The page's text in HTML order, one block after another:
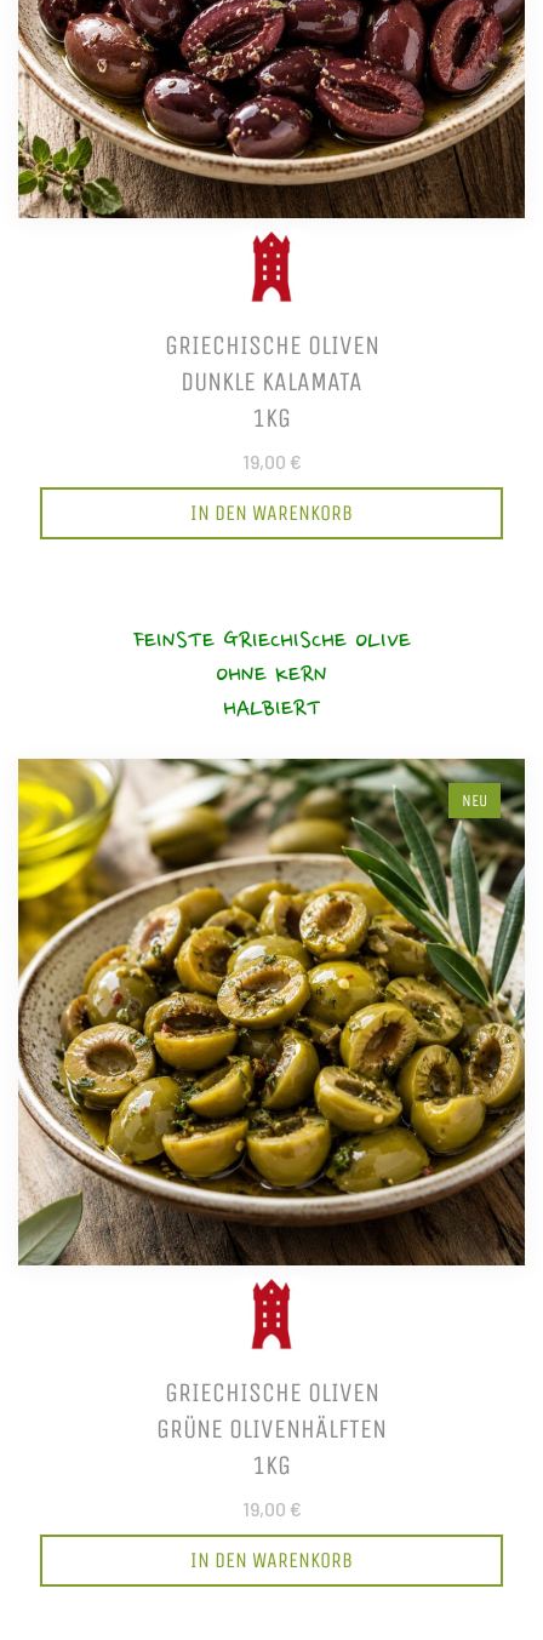
GRIECHISCHE OLIVEN
DUNKLE KALAMATA
1KG
19,00 €
IN DEN WARENKORB
FEINSTE GRIECHISCHE OLIVE
OHNE KERN
HALBIERT
NEU
GRIECHISCHE OLIVEN
GRÜNE OLIVENHÄLFTEN
1KG
19,00 €
IN DEN WARENKORB